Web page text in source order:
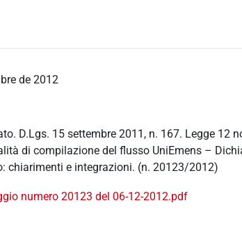
de 2012
D.Lgs. 15 settembre 2011, n. 167. Legge 12
di compilazione del flusso UniEmens –
chiarimenti e integrazioni. (n. 20123/2012)
numero 20123 del 06-12-2012.pdf